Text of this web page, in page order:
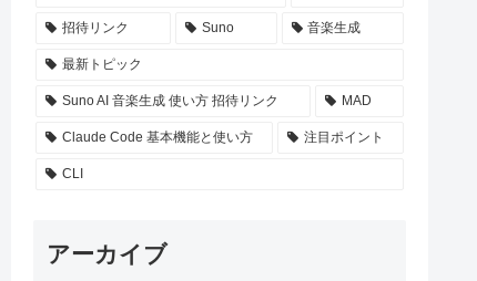
招待リンク Suno 音楽生成
最新トピック
Suno AI 音楽生成 使い方 招待リンク MAD
Claude Code 基本機能と使い方 注目ポイント
CLI
アーカイブ